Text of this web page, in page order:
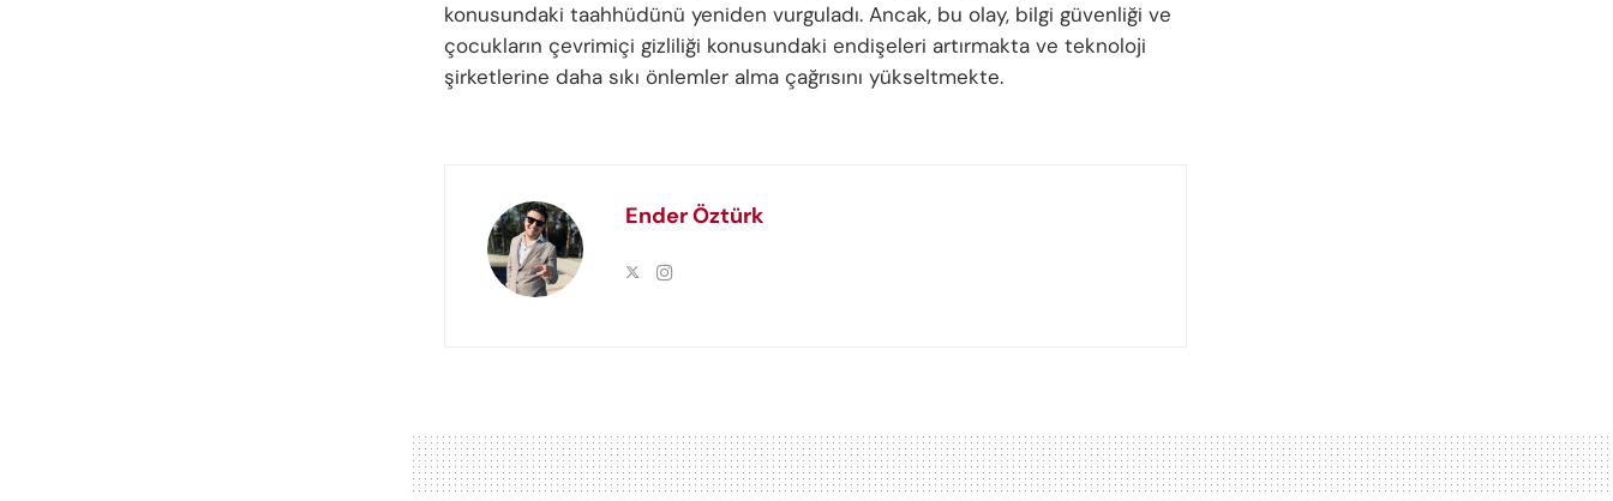
konusundaki taahhüdünü yeniden vurguladı. Ancak, bu olay, bilgi güvenliği ve
çocukların çevrimiçi gizliliği konusundaki endişeleri artırmakta ve teknoloji
şirketlerine daha sıkı önlemler alma çağrısını yükseltmekte.
Ender Öztürk